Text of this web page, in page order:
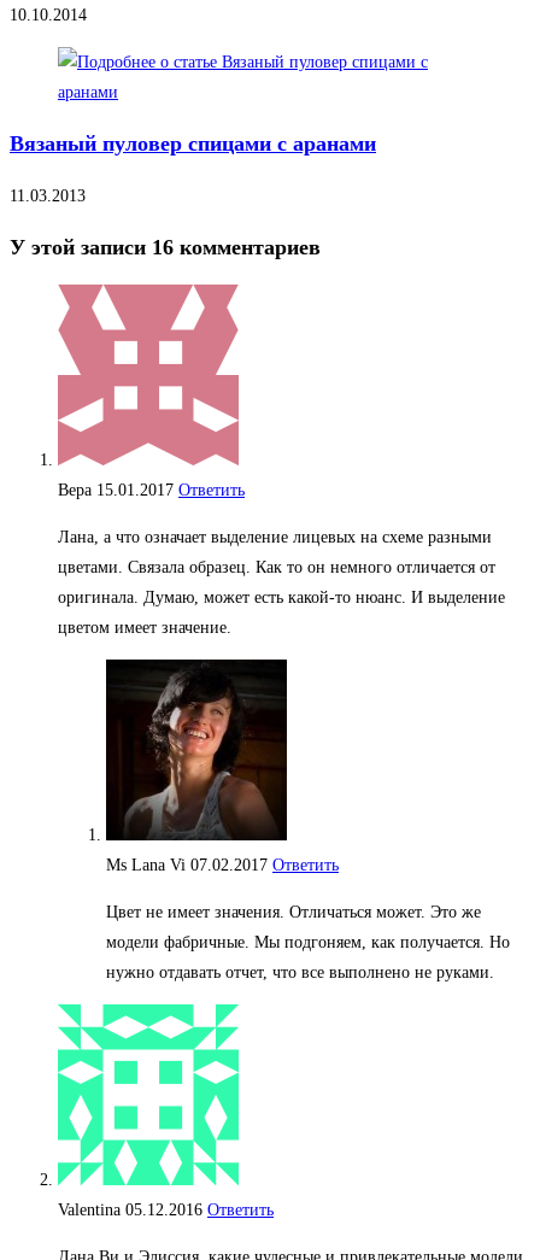
10.10.2014
Вязаный пуловер спицами с аранами
11.03.2013
У этой записи 16 комментариев
Вера 15.01.2017 Ответить
Лана, а что означает выделение лицевых на схеме разными
цветами. Связала образец. Как то он немного отличается от
оригинала. Думаю, может есть какой-то нюанс. И выделение
цветом имеет значение.
Ms Lana Vi 07.02.2017 Ответить
Цвет не имеет значения. Отличаться может. Это же
модели фабричные. Мы подгоняем, как получается. Но
нужно отдавать отчет, что все выполнено не руками.
Valentina 05.12.2016 Ответить